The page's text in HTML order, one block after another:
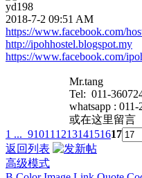
yd198
2018-7-2 09:51 AM
https://www.facebook.com/
http://ipohhostel.blogspot.my
https://www.facebook.com/
Mr.tang
Tel: 011-
whatsapp :
或在这里留言
1 ... 91011 121314151617
返回列表
高级模式